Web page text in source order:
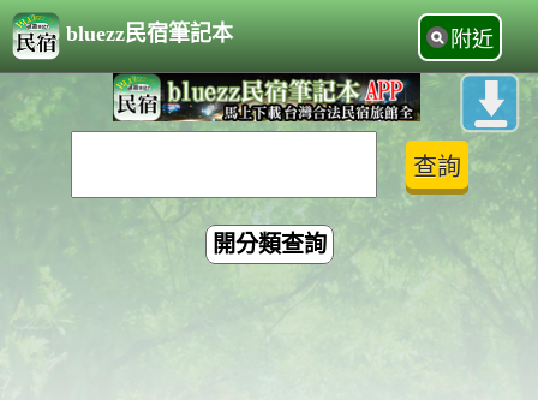
bluezz民宿筆記本 附近
開分類查詢